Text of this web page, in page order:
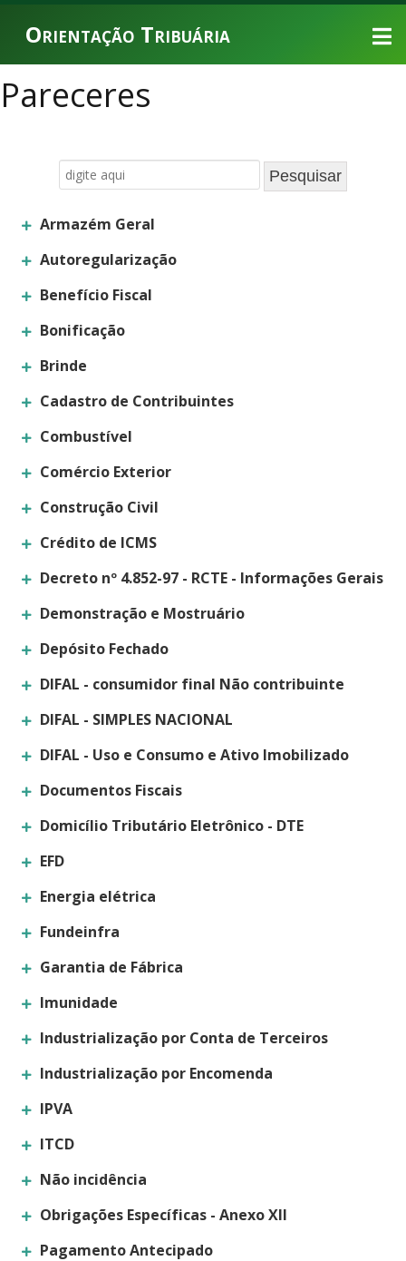
Orientação Tribuária
Pareceres
Armazém Geral
Autoregularização
Benefício Fiscal
Bonificação
Brinde
Cadastro de Contribuintes
Combustível
Comércio Exterior
Construção Civil
Crédito de ICMS
Decreto nº 4.852-97 - RCTE - Informações Gerais
Demonstração e Mostruário
Depósito Fechado
DIFAL - consumidor final Não contribuinte
DIFAL - SIMPLES NACIONAL
DIFAL - Uso e Consumo e Ativo Imobilizado
Documentos Fiscais
Domicílio Tributário Eletrônico - DTE
EFD
Energia elétrica
Fundeinfra
Garantia de Fábrica
Imunidade
Industrialização por Conta de Terceiros
Industrialização por Encomenda
IPVA
ITCD
Não incidência
Obrigações Específicas - Anexo XII
Pagamento Antecipado